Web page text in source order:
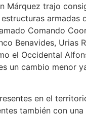
Márquez trajo
armadas
Comando
Benavides, Urias
el Occidental
un cambio menor
en el
también con